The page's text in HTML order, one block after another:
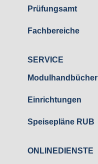
Prüfungsamt
Fachbereiche
SERVICE
Modulhandbücher
Einrichtungen
Speisepläne RUB
ONLINEDIENSTE